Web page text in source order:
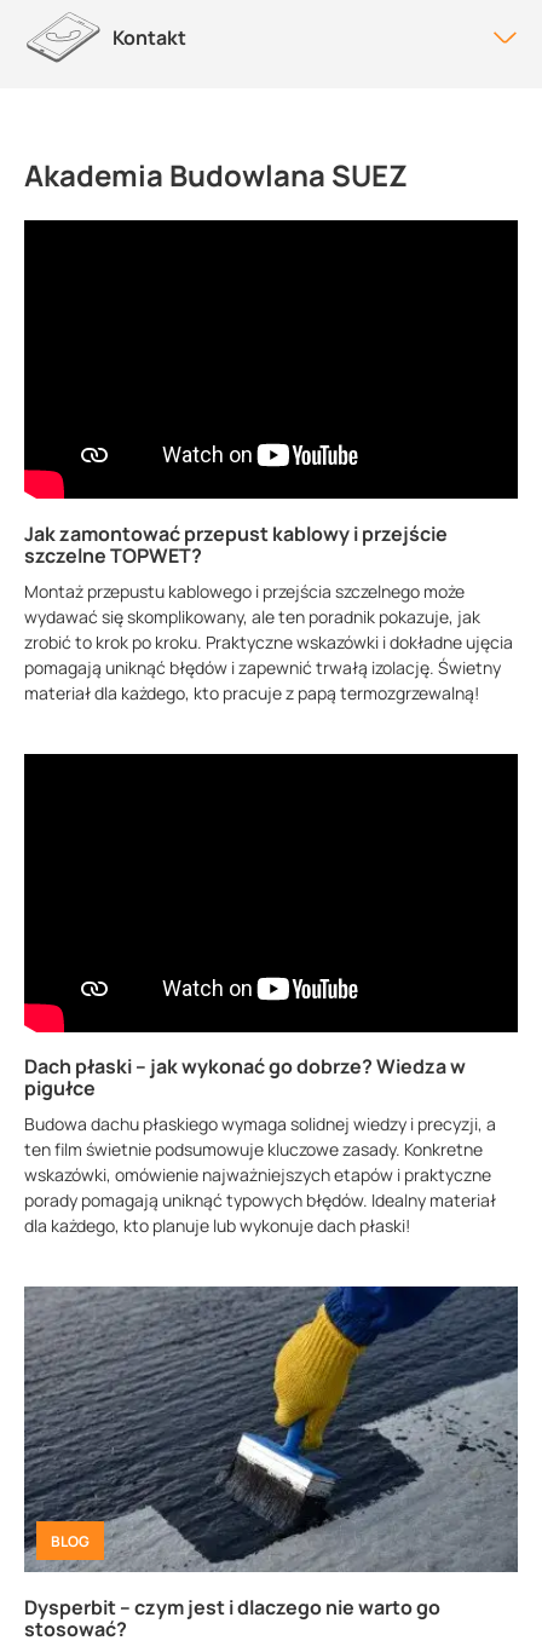
Kontakt
Akademia Budowlana SUEZ
Jak zamontować przepust kablowy i przejście
szczelne TOPWET?
Montaż przepustu kablowego i przejścia szczelnego może
wydawać się skomplikowany, ale ten poradnik pokazuje, jak
zrobić to krok po kroku. Praktyczne wskazówki i dokładne ujęcia
pomagają uniknąć błędów i zapewnić trwałą izolację. Świetny
materiał dla każdego, kto pracuje z papą termozgrzewalną!
Dach płaski – jak wykonać go dobrze? Wiedza w
pigułce
Budowa dachu płaskiego wymaga solidnej wiedzy i precyzji, a
ten film świetnie podsumowuje kluczowe zasady. Konkretne
wskazówki, omówienie najważniejszych etapów i praktyczne
porady pomagają uniknąć typowych błędów. Idealny materiał
dla każdego, kto planuje lub wykonuje dach płaski!
BLOG
Dysperbit – czym jest i dlaczego nie warto go
stosować?